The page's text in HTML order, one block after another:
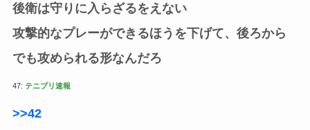
後衛は守りに入らざるをえない
攻撃的なプレーができるほうを下げて、後ろから
でも攻められる形なんだろ
47: テニプリ速報
>>42